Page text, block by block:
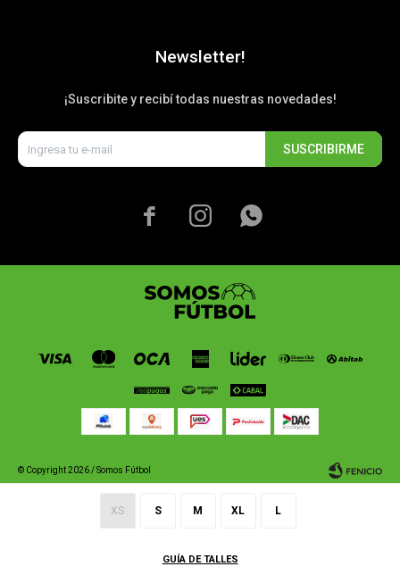
XS S M XL L
GUÍA DE TALLES
Newsletter!
¡Suscribite y recibí todas nuestras novedades!
SUSCRIBIRME
  
© Copyright 2026 / Somos Fútbol